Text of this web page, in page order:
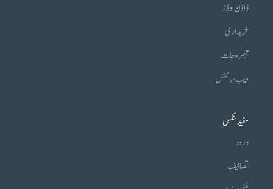
ڈاؤن لوڈز
خریداری
تبصرہ جات
ویب سائٹس
مفید لنکس
درود
تصانیف